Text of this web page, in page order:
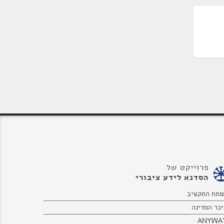
פרוייקט של
הסדנא לידע ציבורי
התקציב
המדינה